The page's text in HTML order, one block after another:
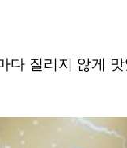
다 질리지 않게